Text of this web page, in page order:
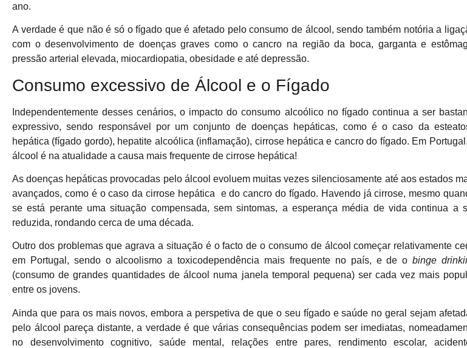
ano.
A verdade é que não é só o fígado que é afetado pelo consumo de álcool, sendo também notória a
com o desenvolvimento de doenças graves como o cancro na região da boca, garganta e
pressão arterial elevada, miocardiopatia, obesidade e até depressão.
Consumo excessivo de Álcool e o Fígado
Independentemente desses cenários, o impacto do consumo alcoólico no fígado continua a ser
expressivo, sendo responsável por um conjunto de doenças hepáticas, como é o caso da
hepática (fígado gordo), hepatite alcoólica (inflamação), cirrose hepática e cancro do fígado. Em
álcool é na atualidade a causa mais frequente de cirrose hepática!
As doenças hepáticas provocadas pelo álcool evoluem muitas vezes silenciosamente até aos estados
avançados, como é o caso da cirrose hepática e do cancro do fígado. Havendo já cirrose, mesmo
se está perante uma situação compensada, sem sintomas, a esperança média de vida continua a
reduzida, rondando cerca de uma década.
Outro dos problemas que agrava a situação é o facto de o consumo de álcool começar relativamente
em Portugal, sendo o alcoolismo a toxicodependência mais frequente no país, e de obinge
(consumo de grandes quantidades de álcool numa janela temporal pequena) ser cada vez mais
entre os jovens.
Ainda que para os mais novos, embora a perspetiva de que o seu fígado e saúde no geral sejam
pelo álcool pareça distante, a verdade é que várias consequências podem ser imediatas,
no desenvolvimento cognitivo, saúde mental, relações entre pares, rendimento escolar,